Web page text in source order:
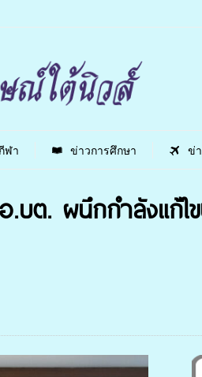
ฬา ข่าวการศึกษา ข่
.บต. ผนึกกำลังแ